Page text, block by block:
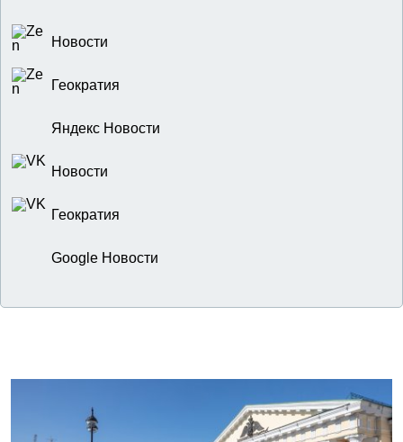
Новости
Геократия
Яндекс Новости
Новости
Геократия
Google Новости